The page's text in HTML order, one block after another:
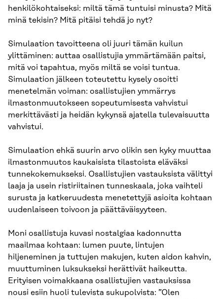
henkilökohtaiseksi: miltä tämä tuntuisi minusta? Mitä
minä tekisin? Mitä pitäisi tehdä jo nyt?
Simulaation tavoitteena oli juuri tämän kuilun
ylittäminen: auttaa osallistujia ymmärtämään paitsi,
mitä voi tapahtua, myös miltä se voisi tuntua.
Simulaation jälkeen toteutettu kysely osoitti
menetelmän voiman: osallistujien ymmärrys
ilmastonmuutokseen sopeutumisesta vahvistui
merkittävästi ja heidän kykynsä ajatella tulevaisuutta
vahvistui.
Simulaation ehkä suurin arvo olikin sen kyky muuttaa
ilmastonmuutos kaukaisista tilastoista eläväksi
tunnekokemukseksi. Osallistujien vastauksista välittyi
laaja ja usein ristiriitainen tunneskaala, joka vaihteli
surusta ja katkeruudesta menetettyjä asioita kohtaan
uudenlaiseen toivoon ja päättäväisyyteen.
Moni osallistuja kuvasi nostalgiaa kadonnutta
maailmaa kohtaan: lumen puute, lintujen
hiljeneminen ja tuttujen makujen, kuten aidon kahvin,
muuttuminen luksukseksi herättivät haikeutta.
Erityisen voimakkaana osallistujien vastauksissa
nousi esiin huoli tulevista sukupolvista: ”Olen